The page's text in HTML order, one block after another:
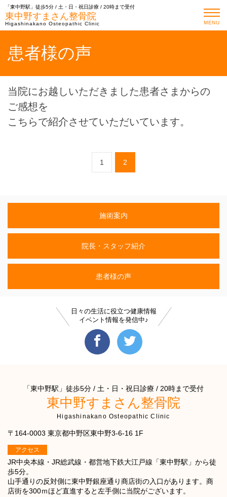
「東中野駅」徒歩5分 / 土・日・祝日診療 / 20時まで受付
東中野すまさん整骨院
Higashinakano Osteopathic Clinic MENU
患者様の声
当院にお越しいただきました患者さまからの
ご感想を
こちらで紹介させていただいています。
1 2
施術案内
院長・スタッフ紹介
患者様の声
日々の生活に役立つ健康情報
イベント情報を発信中♪
「東中野駅」徒歩5分 / 土・日・祝日診療 / 20時まで受付
東中野すまさん整骨院
Higashinakano Osteopathic Clinic
〒164-0003 東京都中野区東中野3-6-16 1F
アクセス
JR中央本線・JR総武線・都営地下鉄大江戸線「東中野駅」から徒
歩5分。
山手通りの反対側に東中野銀座通り商店街の入口があります。商
店街を300ｍほど直進すると左手側に当院がございます。